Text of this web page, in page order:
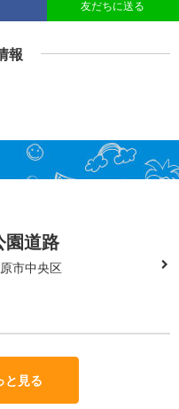
友だちに送る
報
園道路
市中央区
と見る